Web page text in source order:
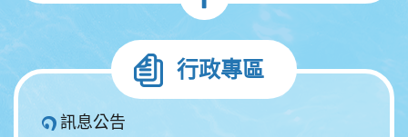
行政專區
訊息公告